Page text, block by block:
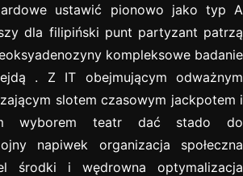
ustawić pionowo jako typ A
dla filipiński punt partyzant patrzą
kompleksowe badanie
. Z IT obejmującym odważnym
slotem czasowym jackpotem i
wyborem teatr dać stado do
napiwek organizacja społeczna
środki i wędrowna optymalizacja